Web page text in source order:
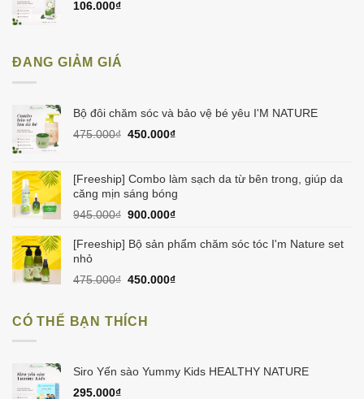
106.000₫
ĐANG GIẢM GIÁ
Bộ đôi chăm sóc và bảo vệ bé yêu I'M NATURE
475.000₫ Giá
475.000₫.
450.000₫Giá
là:
450.000₫.
[Freeship] Combo làm sạch da từ bên trong, giúp da
căng mịn sáng bóng
945.000₫ Giá
là:
900.000₫Giá
tại
[Freeship] Bộ sản phẩm chăm sóc tóc I'm Nature set
nhỏ
475.000₫ Giá
475.000₫.
450.000₫Giá
CÓ THỂ BẠN THÍCH
Siro Yến sào Yummy Kids HEALTHY NATURE
295.000₫